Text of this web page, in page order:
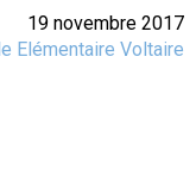
19 novembre 2017
Elémentaire Voltaire